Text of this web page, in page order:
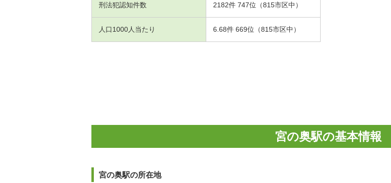
刑法犯認知件数 2182件 747位（815市区中）
人口1000人当たり 6.68件 669位（815市区中）
宮の奥駅の基本情報
宮の奥駅の所在地